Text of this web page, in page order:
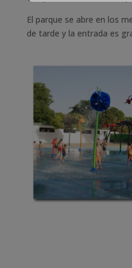
El parque se abre en los
de tarde y la entrada es